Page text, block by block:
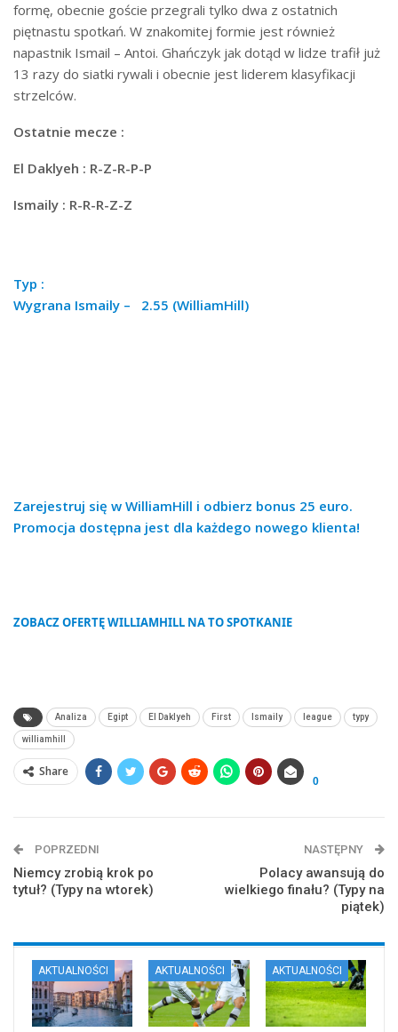
formę, obecnie goście przegrali tylko dwa z ostatnich
piętnastu spotkań. W znakomitej formie jest również
napastnik Ismail – Antoi. Ghańczyk jak dotąd w lidze trafił już
13 razy do siatki rywali i obecnie jest liderem klasyfikacji
strzelców.
Ostatnie mecze :
El Daklyeh : R-Z-R-P-P
Ismaily : R-R-R-Z-Z
Typ :
Wygrana Ismaily – 2.55 (WilliamHill)
Zarejestruj się w WilliamHill i odbierz bonus 25 euro.
Promocja dostępna jest dla każdego nowego klienta!
ZOBACZ OFERTĘ WILLIAMHILL NA TO SPOTKANIE
Analiza Egipt El Daklyeh First Ismaily league typy
williamhill
Share
0
POPRZEDNI
Niemcy zrobią krok po
tytuł? (Typy na wtorek)
NASTĘPNY
Polacy awansują do
wielkiego finału? (Typy na
piątek)
AKTUALNOŚCI AKTUALNOŚCI AKTUALNOŚCI